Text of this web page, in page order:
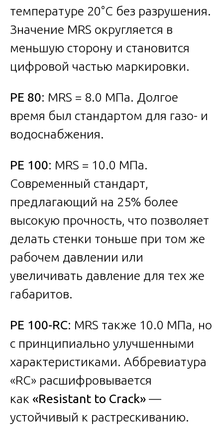
температуре 20°C без разрушения.
Значение MRS округляется в
меньшую сторону и становится
цифровой частью маркировки.
PE 80: MRS = 8.0 МПа. Долгое
время был стандартом для газо- и
водоснабжения.
PE 100: MRS = 10.0 МПа.
Современный стандарт,
предлагающий на 25% более
высокую прочность, что позволяет
делать стенки тоньше при том же
рабочем давлении или
увеличивать давление для тех же
габаритов.
PE 100-RC: MRS также 10.0 МПа, но
с принципиально улучшенными
характеристиками. Аббревиатура
«RC» расшифровывается
как «Resistant to Crack» —
устойчивый к растрескиванию.